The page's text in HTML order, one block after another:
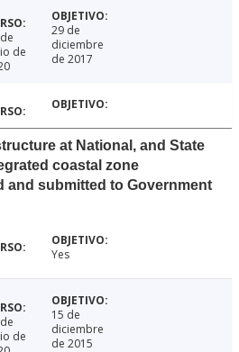
de
29 de
diciembre
de 2017
at National, and State
coastal zone
and submitted to Government
Yes
de
15 de
diciembre
de 2015